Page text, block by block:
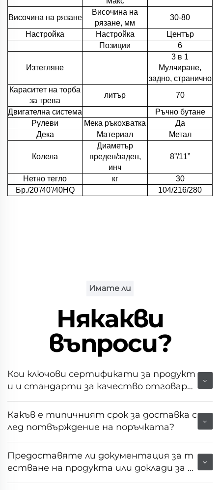
Височина на рязане
Височина на
рязане, мм
30-80
Настройка
Настройка
Център
Позиции
6
Изтегляне
3 в 1
Мулчиране,
задно, странично
Кapacитeт на торбa
за трева
литър
70
Двигателна система
Ръчно бутане
Рулеви
Мека ръкохватка
Да
Дека
Материал Метал
Колела
Диаметър
преден/заден,
инч
8”/11”
Нетно тегло кг
30
Бр./20'/40'/40HQ
104/216/280
Имате ли
Някакви
въпроси?
Кои ключови сертификати за продукт
и и стандарти за качество отговаря
т на това оборудване?
Какъв е типичният срок за доставка с
лед потвърждение на поръчката?
Предоставяте ли документация за т
естване на продукта или доклади за н
еговата производителност?